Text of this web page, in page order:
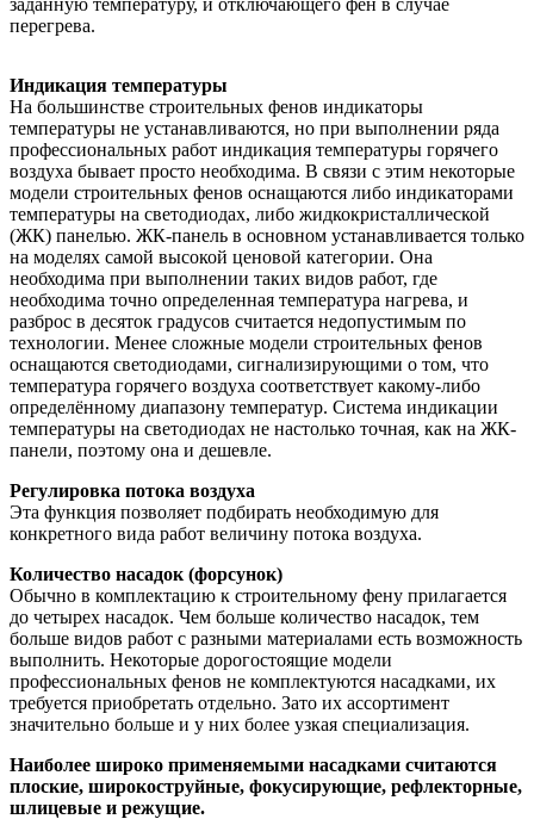
перегрева.
Индикация температуры
На большинстве строительных фенов индикаторы
температуры не устанавливаются, но при выполнении ряда
профессиональных работ индикация температуры горячего
воздуха бывает просто необходима. В связи с этим некоторые
модели строительных фенов оснащаются либо индикаторами
температуры на светодиодах, либо жидкокристаллической
(ЖК) панелью. ЖК-панель в основном устанавливается только
на моделях самой высокой ценовой категории. Она
необходима при выполнении таких видов работ, где
необходима точно определенная температура нагрева, и
разброс в десяток градусов считается недопустимым по
технологии. Менее сложные модели строительных фенов
оснащаются светодиодами, сигнализирующими о том, что
температура горячего воздуха соответствует какому-либо
определённому диапазону температур. Система индикации
температуры на светодиодах не настолько точная, как на ЖК-
панели, поэтому она и дешевле.
Регулировка потока воздуха
Эта функция позволяет подбирать необходимую для
конкретного вида работ величину потока воздуха.
Количество насадок (форсунок)
Обычно в комплектацию к строительному фену прилагается
до четырех насадок. Чем больше количество насадок, тем
больше видов работ с разными материалами есть возможность
выполнить. Некоторые дорогостоящие модели
профессиональных фенов не комплектуются насадками, их
требуется приобретать отдельно. Зато их ассортимент
значительно больше и у них более узкая специализация.
Наиболее широко применяемыми насадками считаются
плоские, широкоструйные, фокусирующие, рефлекторные,
шлицевые и режущие.